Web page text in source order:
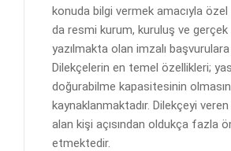
konuda bilgi vermek amacıyla
da resmi kurum, kuruluş ve gerçek
yazılmakta olan imzalı
Dilekçelerin en temel özellikleri;
doğurabilme kapasitesinin
kaynaklanmaktadır. Dilekçeyi
alan kişi açısından oldukça fazla
etmektedir.